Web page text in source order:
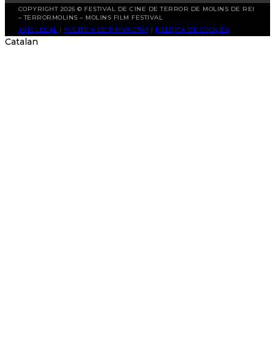
COPYRIGHT 2026 © FESTIVAL DE CINE DE TERROR DE MOLINS DE REI
– TERRORMOLINS – MOLINS FILM FESTIVAL
AVÍS LEGAL | POLÍTICA DE PRIVACITAT| POLÍTICA DE COOKIES
Catalan